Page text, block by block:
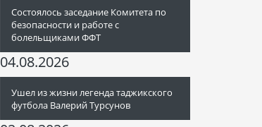
Состоялось заседание Комитета по
безопасности и работе с
болельщиками ФФТ
04.08.2026
Ушел из жизни легенда таджикского
футбола Валерий Турсунов